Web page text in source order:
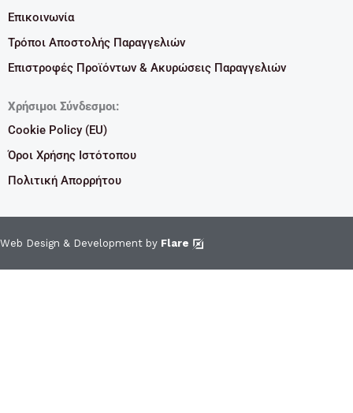
Επικοινωνία
Τρόποι Αποστολής Παραγγελιών
Επιστροφές Προϊόντων & Ακυρώσεις Παραγγελιών
Χρήσιμοι Σύνδεσμοι:
Cookie Policy (EU)
Όροι Χρήσης Ιστότοπου
Πολιτική Απορρήτου
Web Design & Development by Flare